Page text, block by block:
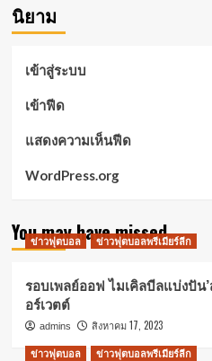
นิยาม
เข้าสู่ระบบ
เข้าฟีด
แสดงความเห็นฟีด
WordPress.org
You may have missed
ข่าวฟุตบอล ข่าวฟุตบอลพรีเมียร์ลีก
รอบเพลย์ออฟ ไมเคิลบีลแบ่งปัน
อร์เวตต์
admins
สิงหาคม 17, 2023
ข่าวฟุตบอล
ข่าวฟุตบอลพรีเมียร์ลีก